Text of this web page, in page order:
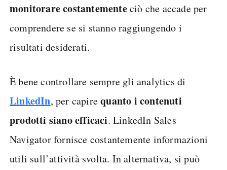
monitorare costantementeciò che accade per
comprendere se si stanno raggiungendo i
risultati desiderati.
È bene controllare sempre gli analytics di
LinkedIn, per capirequanto i contenuti
prodotti siano efficaci. LinkedIn Sales
Navigator fornisce costantemente informazioni
utili sull’attività svolta. In alternativa, si può